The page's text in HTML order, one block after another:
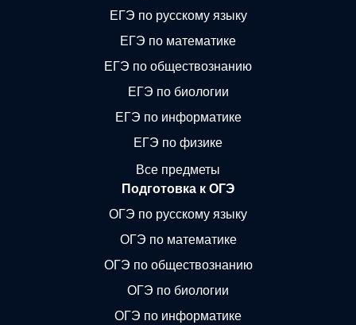
ЕГЭ по русскому языку
ЕГЭ по математике
ЕГЭ по обществознанию
ЕГЭ по биологии
ЕГЭ по информатике
ЕГЭ по физике
Все предметы
Подготовка к ОГЭ
ОГЭ по русскому языку
ОГЭ по математике
ОГЭ по обществознанию
ОГЭ по биологии
ОГЭ по информатике